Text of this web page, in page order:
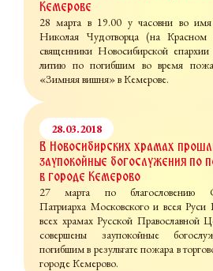
Кемерове
28 марта в 19.00 у часовни во имя
Николая Чудотворца (на Красном
священники Новосибирской епархии
литию по погибшим во время
«Зимняя вишня» в Кемерове.
28.03.2018
В Новосибирских храмах
заупокойные богослужения по
в городе Кемерово
27 марта по благословению
Патриарха Московского и всея Руси
всех храмах Русской Православной
совершены заупокойные
погибшим в результате пожара в
городе Кемерово.